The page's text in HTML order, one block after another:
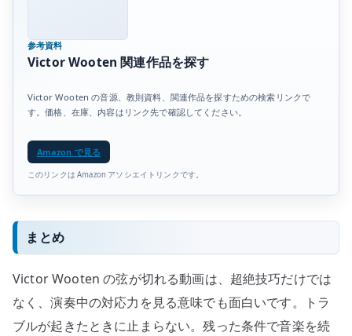
参考資料
Victor Wooten 関連作品を探す
Victor Wooten の音源、教則資料、関連作品を探すための検索リンクで
す。価格、在庫、内容はリンク先で確認してください。
Amazon で見る
このリンクは Amazon アソシエイトリンクです。
まとめ
Victor Wooten の弦が切れる動画は、超絶技巧だけでは
なく、演奏中の対応力を見る意味でも面白いです。トラ
ブルが起きたときに止まらない。残った条件で音楽を続